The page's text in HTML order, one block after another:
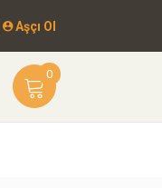
Aşçı Ol
0